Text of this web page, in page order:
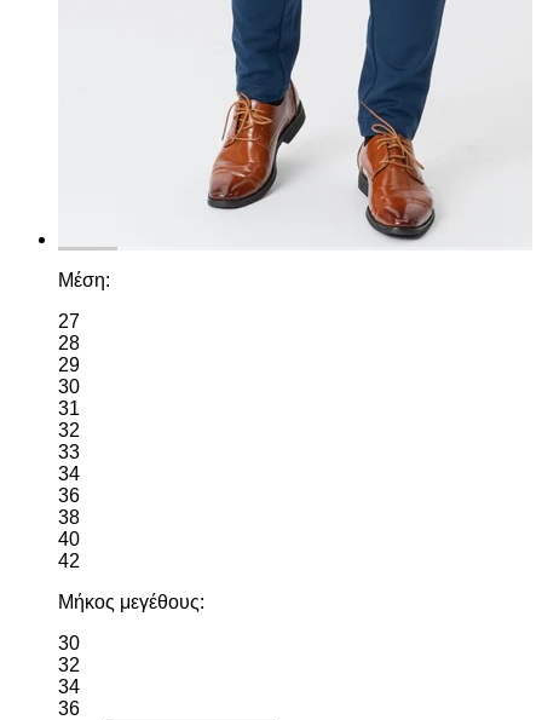
Μέση:
27
28
29
30
31
32
33
34
36
38
40
42
Μήκος μεγέθους:
30
32
34
36